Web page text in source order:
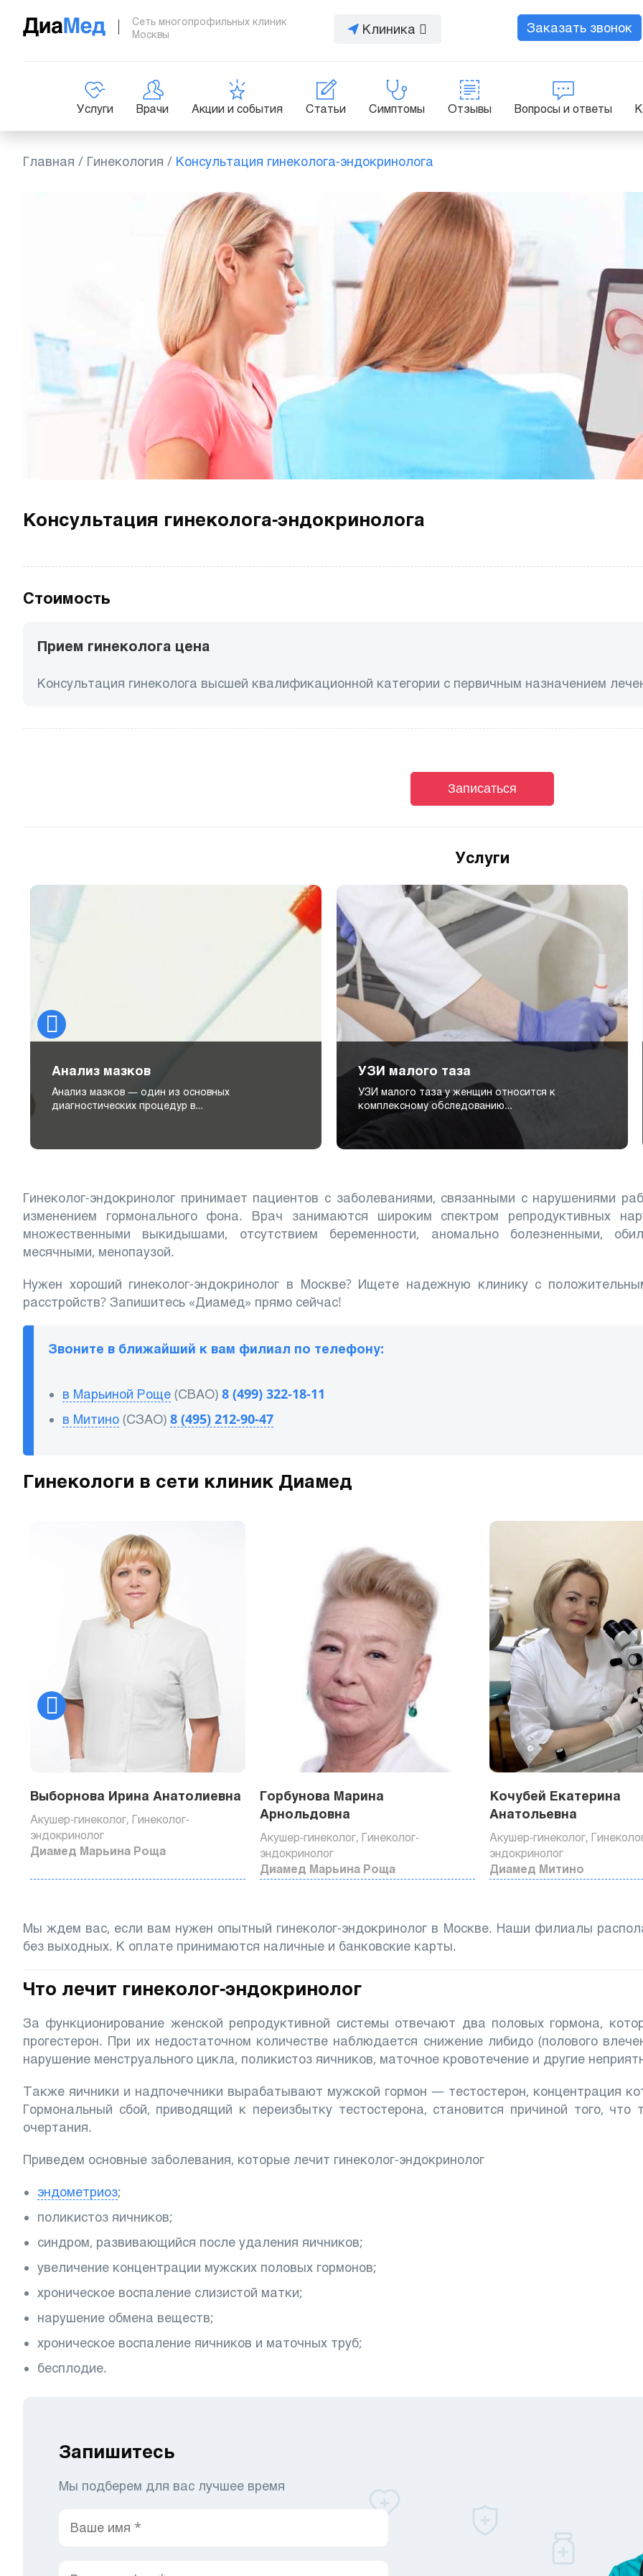
Сеть многопрофильных клиник
Москвы
Клиника Заказать звонок
Услуги Врачи Акции и события Статьи Симптомы Отзывы Вопросы и ответы
Главная / Гинекология / Консультация гинеколога-эндокринолога
Консультация гинеколога-эндокринолога
Стоимость
Прием гинеколога цена
Консультация гинеколога высшей квалификационной категории с первичным назначением
Записаться
Услуги
Анализ мазков
Анализ мазков — один из основных
диагностических процедур в…
УЗИ малого таза
УЗИ малого таза у женщин относится к
комплексному обследованию…
Гинеколог-эндокринолог принимает пациентов с заболеваниями, связанными с нарушениями
изменением гормонального фона. Врач занимаются широким спектром репродуктивных
множественными выкидышами, отсутствием беременности, аномально болезненными,
месячными, менопаузой.
Нужен хороший гинеколог-эндокринолог в Москве? Ищете надежную клинику с
расстройств? Запишитесь «Диамед» прямо сейчас!
Звоните в ближайший к вам филиал по телефону:
в Марьиной Роще (СВАО) 8 (499) 322-18-11
в Митино (СЗАО) 8 (495) 212-90-47
Гинекологи в сети клиник Диамед
Выборнова Ирина Анатолиевна
Акушер-гинеколог, Гинеколог-
эндокринолог
Диамед Марьина Роща
Горбунова Марина
Арнольдовна
Акушер-гинеколог, Гинеколог-
эндокринолог
Диамед Марьина Роща
Кочубей Екатерина
Анатольевна
Акушер-гинеколог,
эндокринолог
Диамед Митино
Мы ждем вас, если вам нужен опытный гинеколог-эндокринолог в Москве. Наши филиалы
без выходных. К оплате принимаются наличные и банковские карты.
Что лечит гинеколог-эндокринолог
За функционирование женской репродуктивной системы отвечают два половых гормона,
прогестерон. При их недостаточном количестве наблюдается снижение либидо (полового
нарушение менструального цикла, поликистоз яичников, маточное кровотечение и другие
Также яичники и надпочечники вырабатывают мужской гормон — тестостерон, концентрация
Гормональный сбой, приводящий к переизбытку тестостерона, становится причиной того,
очертания.
Приведем основные заболевания, которые лечит гинеколог-эндокринолог
эндометриоз;
поликистоз яичников;
синдром, развивающийся после удаления яичников;
увеличение концентрации мужских половых гормонов;
хроническое воспаление слизистой матки;
нарушение обмена веществ;
хроническое воспаление яичников и маточных труб;
бесплодие.
Запишитесь
Мы подберем для вас лучшее время